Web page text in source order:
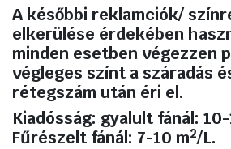
A későbbi reklamciók/
elkerülése érdekében
minden esetben végezzen
végleges színt a száradás
rétegszám után éri el.
Kiadósság: gyalult fánál: 10-
Fűrészelt fánál: 7-10 m2/L.